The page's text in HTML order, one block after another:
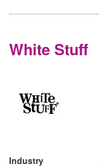
White Stuff
Industry